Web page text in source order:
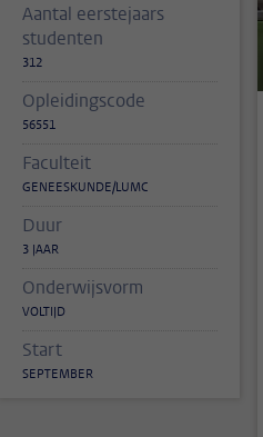
Aantal eerstejaars
studenten
312
Opleidingscode
56551
Faculteit
GENEESKUNDE/LUMC
Duur
3 JAAR
Onderwijsvorm
VOLTIJD
Start
SEPTEMBER